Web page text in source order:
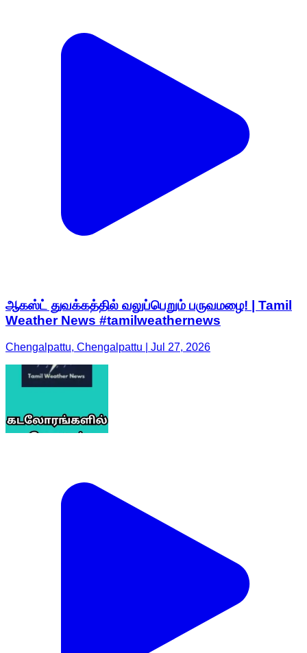
ஆகஸ்ட் துவக்கத்தில் வலுப்பெறும் பருவமழை! | Tamil
Weather News #tamilweathernews
Chengalpattu, Chengalpattu | Jul 27, 2026